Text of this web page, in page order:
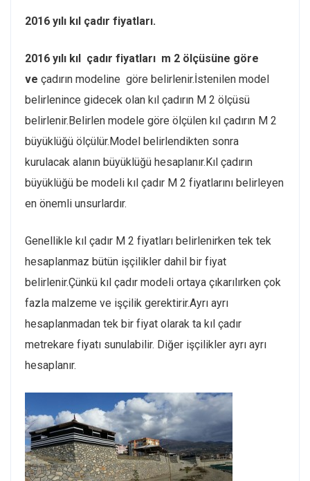
2016 yılı kıl çadır fiyatları.
2016 yılı kıl çadır fiyatları m 2 ölçüsüne göre
ve çadırın modeline göre belirlenir.İstenilen model
belirlenince gidecek olan kıl çadırın M 2 ölçüsü
belirlenir.Belirlen modele göre ölçülen kıl çadırın M 2
büyüklüğü ölçülür.Model belirlendikten sonra
kurulacak alanın büyüklüğü hesaplanır.Kıl çadırın
büyüklüğü be modeli kıl çadır M 2 fiyatlarını belirleyen
en önemli unsurlardır.
Genellikle kıl çadır M 2 fiyatları belirlenirken tek tek
hesaplanmaz bütün işçilikler dahil bir fiyat
belirlenir.Çünkü kıl çadır modeli ortaya çıkarılırken çok
fazla malzeme ve işçilik gerektirir.Ayrı ayrı
hesaplanmadan tek bir fiyat olarak ta kıl çadır
metrekare fiyatı sunulabilir. Diğer işçilikler ayrı ayrı
hesaplanır.